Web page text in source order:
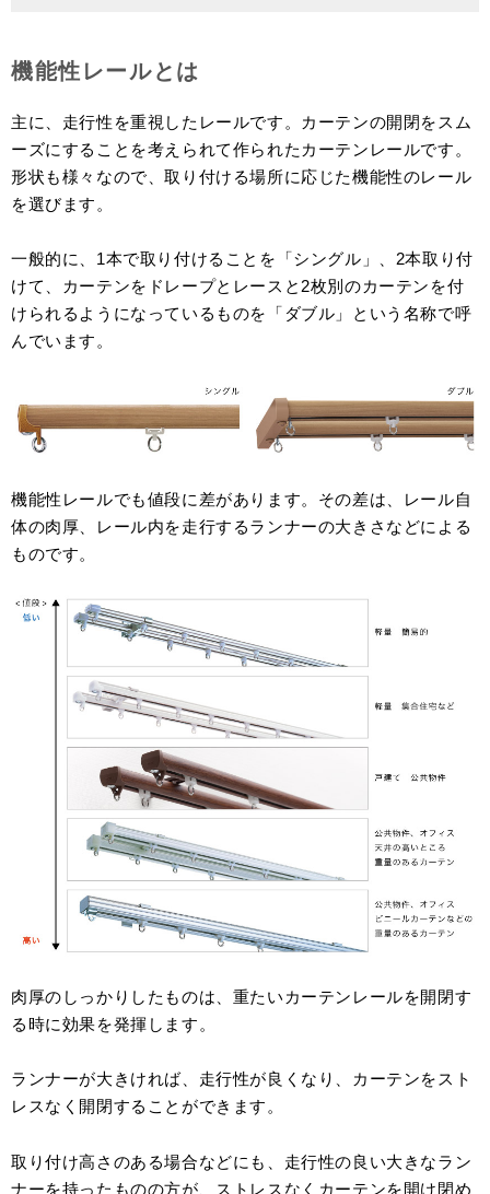
機能性レールとは
主に、走行性を重視したレールです。カーテンの開閉をスム
ーズにすることを考えられて作られたカーテンレールです。
形状も様々なので、取り付ける場所に応じた機能性のレール
を選びます。
一般的に、1本で取り付けることを「シングル」、2本取り付
けて、カーテンをドレープとレースと2枚別のカーテンを付
けられるようになっているものを「ダブル」という名称で呼
んでいます。
機能性レールでも値段に差があります。その差は、レール自
体の肉厚、レール内を走行するランナーの大きさなどによる
ものです。
肉厚のしっかりしたものは、重たいカーテンレールを開閉す
る時に効果を発揮します。
ランナーが大きければ、走行性が良くなり、カーテンをスト
レスなく開閉することができます。
取り付け高さのある場合などにも、走行性の良い大きなラン
ナーを持ったものの方が、ストレスなくカーテンを開け閉め